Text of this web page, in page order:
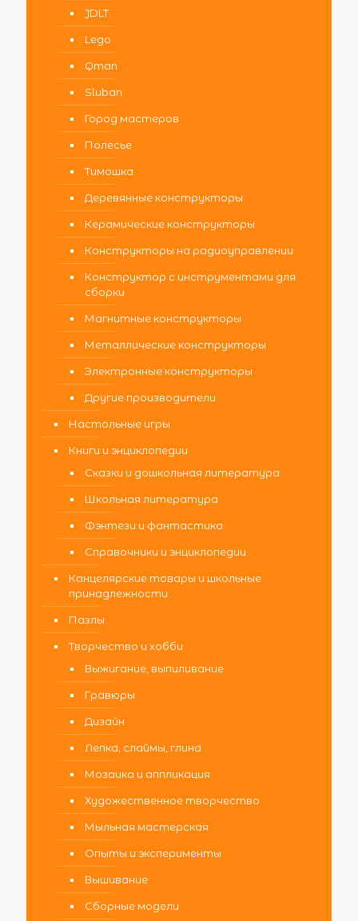
JDLT
Lego
Qman
Sluban
Город мастеров
Полесье
Тимошка
Деревянные конструкторы
Керамические конструкторы
Конструкторы на радиоуправлении
Конструктор с инструментами для
сборки
Магнитные конструкторы
Металлические конструкторы
Электронные конструкторы
Другие производители
Настольные игры
Книги и энциклопедии
Сказки и дошкольная литература
Школьная литература
Фэнтези и фантастика
Справочники и энциклопедии
Канцелярские товары и школьные
принадлежности
Пазлы
Творчество и хобби
Выжигание, выпиливание
Гравюры
Дизайн
Лепка, слаймы, глина
Мозаика и аппликация
Художественное творчество
Мыльная мастерская
Опыты и эксперименты
Вышивание
Сборные модели